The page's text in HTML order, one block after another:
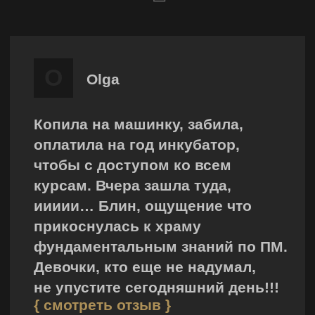
{ 05 } Недостаточно клиентов,
на принципиально новый
клиентами
{ 06 } Таких мастеров как я —
тысячи. Непонятно, как выделится
среди других мастеров
{ Стать участником клуба: }
{ 01 }Ты видишь, как
развиваются другие,